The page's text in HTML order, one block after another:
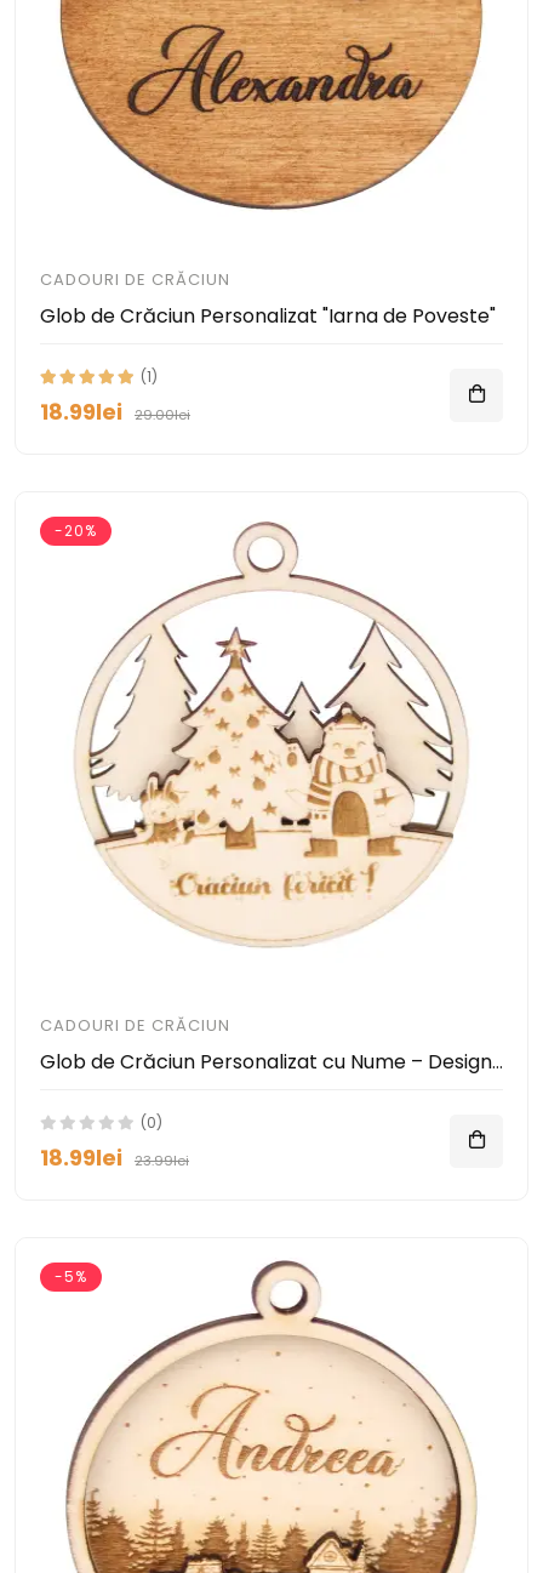
CADOURI DE CRĂCIUN
Glob de Crăciun Personalizat "Iarna de Poveste"
(1)
18.99lei 29.00lei
-20%
CADOURI DE CRĂCIUN
Glob de Crăciun Personalizat cu Nume – Design în Două Straturi cu Pădure și Animale
(0)
18.99lei 23.99lei
-5%